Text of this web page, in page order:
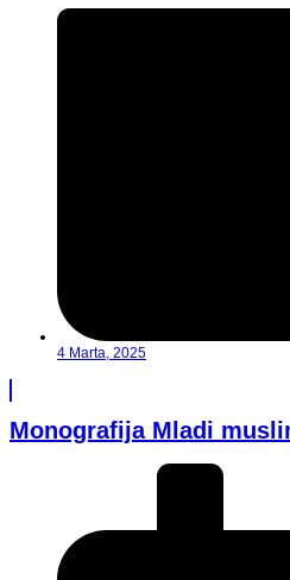
4 Marta, 2025
Monografija Mladi